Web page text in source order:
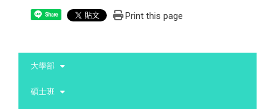
Share Print this page
大學部
碩士班